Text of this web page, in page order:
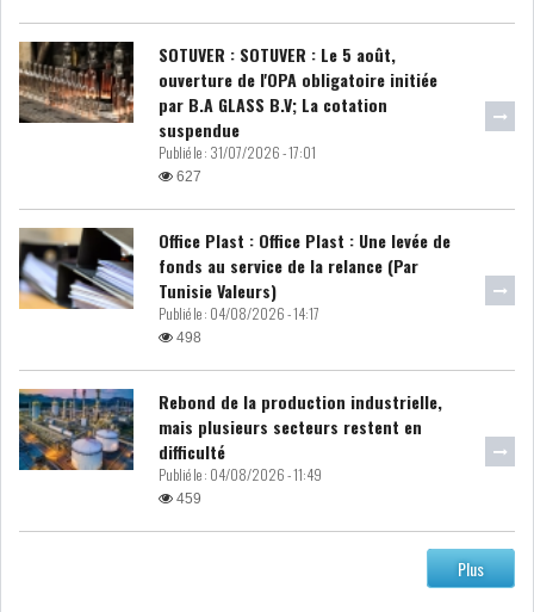
MAURITANIE : MATTEL LANCE
SA SOLUTION DE...
ATTIJARIWAFA BANK : LA
HAUSSE DES BÉNÉFI...
TRANSITION VERTE AU
MAGHREB : ENTRE OPPO...
RSS
SOTUVER : SOTUVER : Le 5 août,
ouverture de l'OPA obligatoire initiée
par B.A GLASS B.V; La cotation
suspendue
Publié le : 31/07/2026 - 17:01
627
Office Plast : Office Plast : Une levée de
fonds au service de la relance (Par
Tunisie Valeurs)
Publié le : 04/08/2026 - 14:17
498
Rebond de la production industrielle,
mais plusieurs secteurs restent en
difficulté
Publié le : 04/08/2026 - 11:49
459
Plus